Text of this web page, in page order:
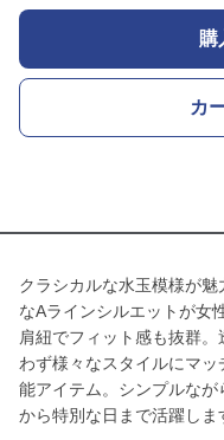
購
カ
クラシカルな水玉模様が
なAラインシルエットが女
肩紐でフィット感も抜群
わず様々なスタイルにマ
能アイテム。シンプルな
から特別な日まで活躍しま